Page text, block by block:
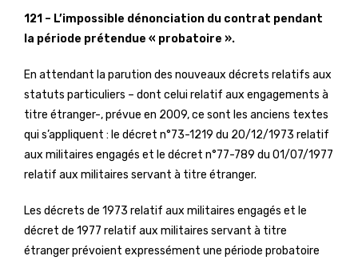
121 – L’impossible dénonciation du contrat pendant
la période prétendue « probatoire ».
En attendant la parution des nouveaux décrets relatifs aux
statuts particuliers – dont celui relatif aux engagements à
titre étranger-, prévue en 2009, ce sont les anciens textes
qui s’appliquent : le décret n°73-1219 du 20/12/1973 relatif
aux militaires engagés et le décret n°77-789 du 01/07/1977
relatif aux militaires servant à titre étranger.
Les décrets de 1973 relatif aux militaires engagés et le
décret de 1977 relatif aux militaires servant à titre
étranger prévoient expressément une période probatoire